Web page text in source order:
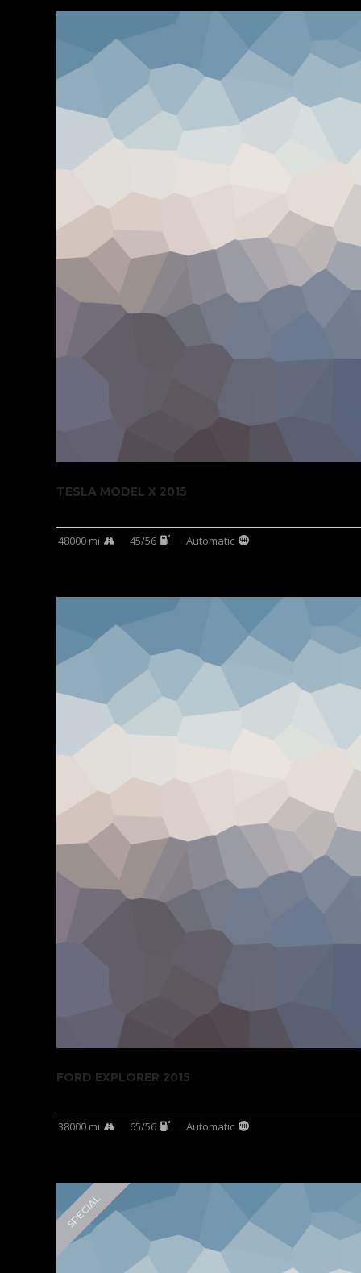
TESLA MODEL X 2015
48000 mi 45/56 Automatic
FORD EXPLORER 2015
38000 mi 65/56 Automatic
SPECIAL